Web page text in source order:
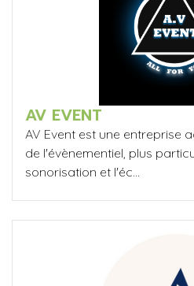
AV EVENT
AV Event est une entreprise
de l'évènementiel, plus
sonorisation et l'éc...